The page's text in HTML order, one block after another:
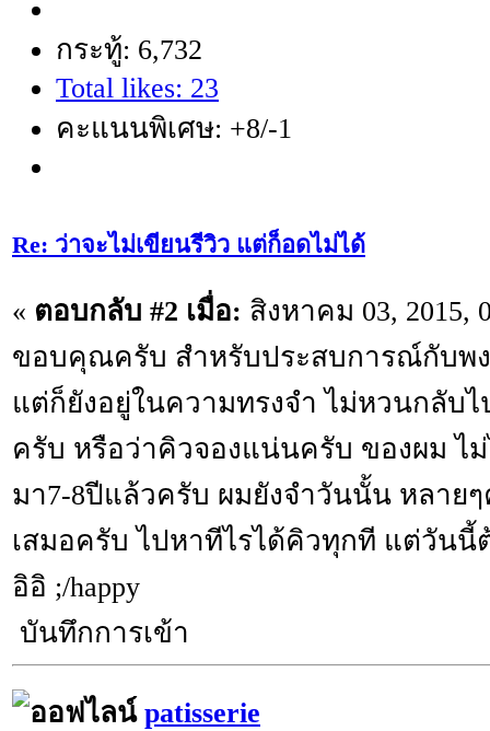
กระทู้: 6,732
Total likes: 23
คะแนนพิเศษ: +8/-1
Re: ว่าจะไม่เขียนรีวิว แต่ก็อดไม่ได้
« ตอบกลับ #2 เมื่อ: สิงหาคม 03, 2015,
ขอบคุณครับ สำหรับประสบการณ์กับพ
แต่ก็ยังอยู่ในความทรงจำ ไม่หวนกลับ
ครับ หรือว่าคิวจองแน่นครับ ของผม ไ
มา7-8ปีแล้วครับ ผมยังจำวันนั้น หลาย
เสมอครับ ไปหาทีไรได้คิวทุกที แต่วันนี้
อิอิ ;/happy
บันทึกการเข้า
patisserie